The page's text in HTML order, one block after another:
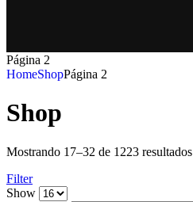
Página 2
HomeShopPágina 2
Shop
Mostrando 17–32 de 1223 resultados
Filter
Show